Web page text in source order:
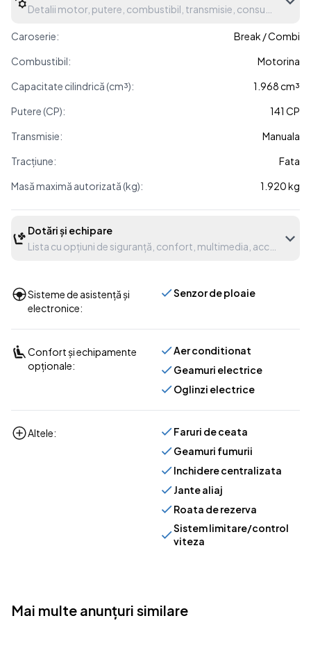
Detalii motor, putere, combustibil, transmisie, consum etc.
Caroserie:
Break / Combi
Combustibil:
Motorina
Capacitate cilindrică (cm³):
1.968 cm³
Putere (CP):
141 CP
Transmisie:
Manuala
Tracțiune:
Fata
Masă maximă autorizată (kg):
1.920 kg
Dotări și echipare
Lista cu opțiuni de siguranță, confort, multimedia, accesorii
Sisteme de asistență și
electronice:
Senzor de ploaie
Confort și echipamente
opționale:
Aer conditionat
Geamuri electrice
Oglinzi electrice
Altele:
Faruri de ceata
Geamuri fumurii
Inchidere centralizata
Jante aliaj
Roata de rezerva
Sistem limitare/control
viteza
Mai multe anunțuri similare